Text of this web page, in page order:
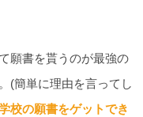
願書を貰うのが最強の
(簡単に理由を言ってし
校の願書をゲットでき